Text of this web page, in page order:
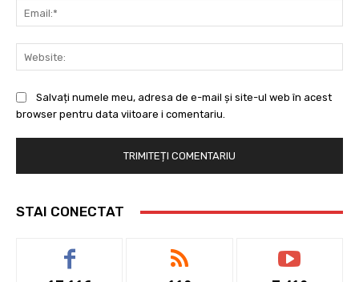
Salvați numele meu, adresa de e-mail și site-ul web în acest
browser pentru data viitoare i comentariu.
STAI CONECTAT